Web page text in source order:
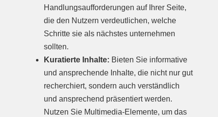
Handlungsaufforderungen auf Ihrer Seite,
die den Nutzern verdeutlichen, welche
Schritte sie als nächstes unternehmen
sollten.
Kuratierte Inhalte: Bieten Sie informative
und ansprechende Inhalte, die nicht nur gut
recherchiert, sondern auch verständlich
und ansprechend präsentiert werden.
Nutzen Sie Multimedia-Elemente, um das